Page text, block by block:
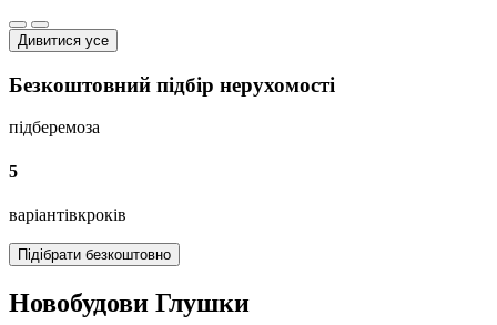
Дивитися усе
Безкоштовний підбір нерухомості
підберемоза
5
варіантівкроків
Підібрати безкоштовно
Новобудови Глушки